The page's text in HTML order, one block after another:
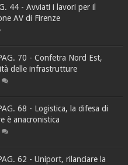
44 - Avviati i lavori per il
AV di Firenze
70 - Confetra Nord Est,
delle infrastrutture
68 - Logistica, la difesa di
è anacronistica
62 - Uniport, rilanciare la